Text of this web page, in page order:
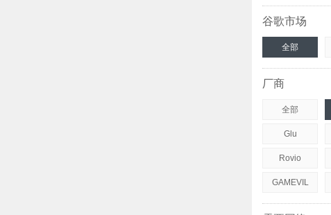
谷歌市场
全部
厂商
全部
Glu
Rovio
GAMEVIL